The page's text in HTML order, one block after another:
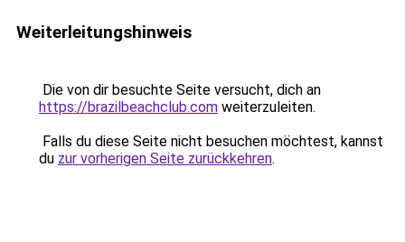
Weiterleitungshinweis
Die von dir besuchte Seite versucht, dich an
https://brazilbeachclub.com weiterzuleiten.
Falls du diese Seite nicht besuchen möchtest, kannst
du zur vorherigen Seite zurückkehren.